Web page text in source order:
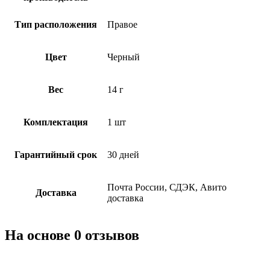
Тип расположения Правое
Цвет Черный
Вес 14 г
Комплектация 1 шт
Гарантийный срок 30 дней
Доставка
Почта России, СДЭК, Авито
доставка
На основе 0 отзывов